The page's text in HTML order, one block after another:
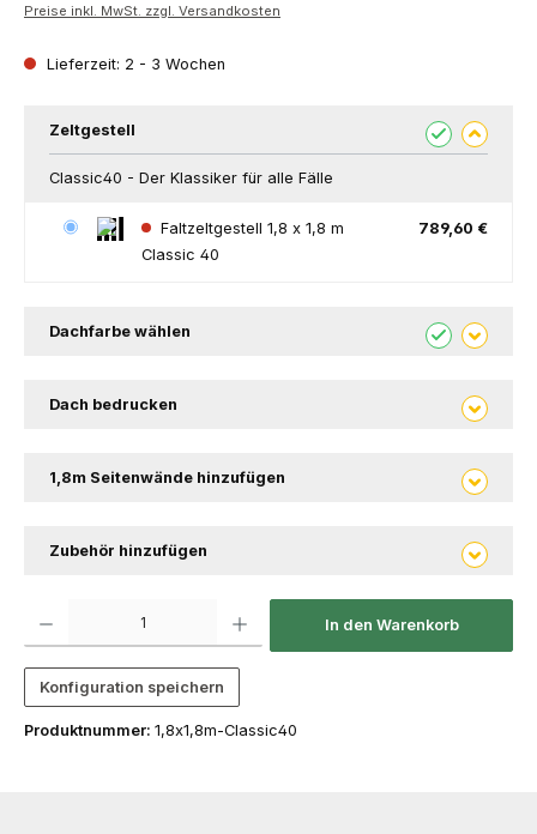
Preise inkl. MwSt. zzgl. Versandkosten
Lieferzeit: 2 - 3 Wochen
Zeltgestell
Classic40 - Der Klassiker für alle Fälle
Faltzeltgestell 1,8 x 1,8 m
Classic 40
789,60 €
Dachfarbe wählen
Dach bedrucken
1,8m Seitenwände hinzufügen
Zubehör hinzufügen
In den Warenkorb
Konfiguration speichern
Produktnummer: 1,8x1,8m-Classic40